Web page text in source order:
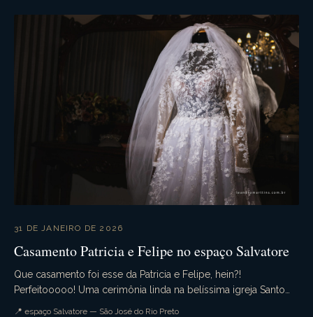
31 DE JANEIRO DE 2026
Casamento Patricia e Felipe no espaço Salvatore
Que casamento foi esse da Patricia e Felipe, hein?!
Perfeitooooo! Uma cerimônia linda na belíssima igreja Santo
📍 espaço Salvatore — São José do Rio Preto